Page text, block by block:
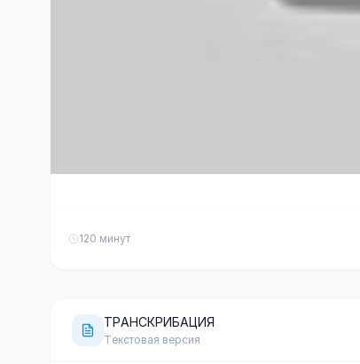
120 минут
ТРАНСКРИБАЦИЯ
Текстовая версия